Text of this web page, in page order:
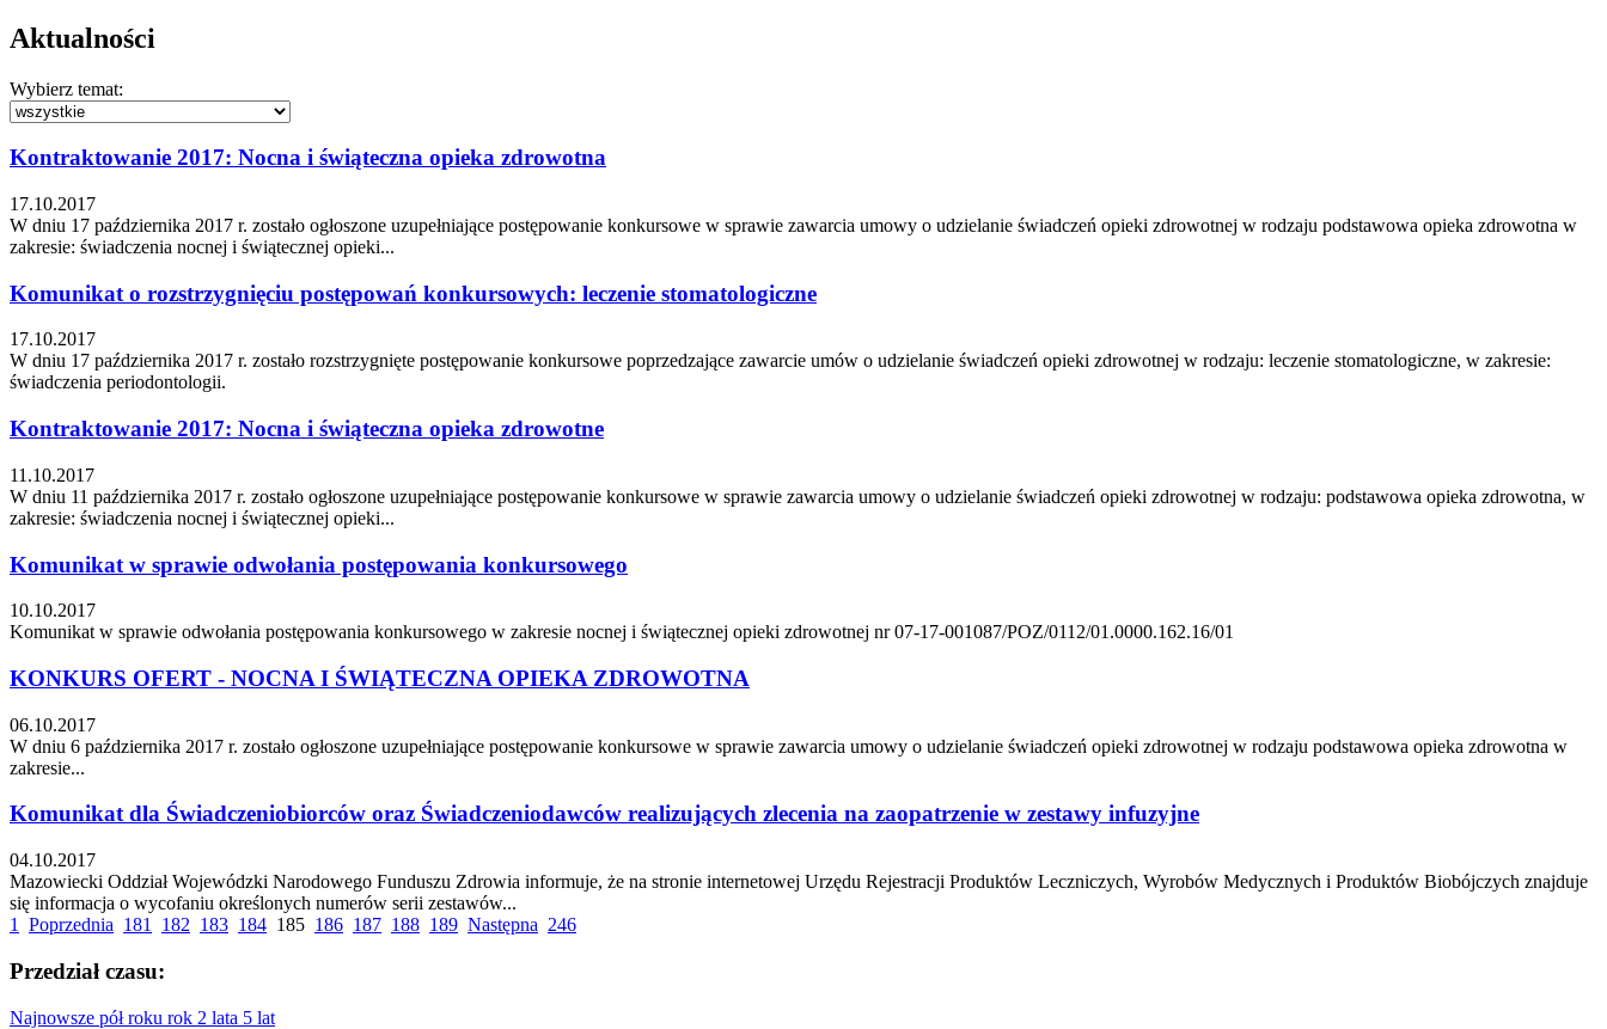
Aktualności
Wybierz temat:
Kontraktowanie 2017: Nocna i świąteczna opieka zdrowotna
17.10.2017
W dniu 17 października 2017 r. zostało ogłoszone uzupełniające postępowanie konkursowe w sprawie zawarcia umowy o udzielanie świadczeń opieki zdrowotnej w rodzaju podstawowa opieka zdrowotna w
zakresie: świadczenia nocnej i świątecznej opieki...
Komunikat o rozstrzygnięciu postępowań konkursowych: leczenie stomatologiczne
17.10.2017
W dniu 17 października 2017 r. zostało rozstrzygnięte postępowanie konkursowe poprzedzające zawarcie umów o udzielanie świadczeń opieki zdrowotnej w rodzaju: leczenie stomatologiczne, w zakresie:
świadczenia periodontologii.
Kontraktowanie 2017: Nocna i świąteczna opieka zdrowotne
11.10.2017
W dniu 11 października 2017 r. zostało ogłoszone uzupełniające postępowanie konkursowe w sprawie zawarcia umowy o udzielanie świadczeń opieki zdrowotnej w rodzaju: podstawowa opieka zdrowotna, w
zakresie: świadczenia nocnej i świątecznej opieki...
Komunikat w sprawie odwołania postępowania konkursowego
10.10.2017
Komunikat w sprawie odwołania postępowania konkursowego w zakresie nocnej i świątecznej opieki zdrowotnej nr 07-17-001087/POZ/0112/01.0000.162.16/01
KONKURS OFERT - NOCNA I ŚWIĄTECZNA OPIEKA ZDROWOTNA
06.10.2017
W dniu 6 października 2017 r. zostało ogłoszone uzupełniające postępowanie konkursowe w sprawie zawarcia umowy o udzielanie świadczeń opieki zdrowotnej w rodzaju podstawowa opieka zdrowotna w
zakresie...
Komunikat dla Świadczeniobiorców oraz Świadczeniodawców realizujących zlecenia na zaopatrzenie w zestawy infuzyjne
04.10.2017
Mazowiecki Oddział Wojewódzki Narodowego Funduszu Zdrowia informuje, że na stronie internetowej Urzędu Rejestracji Produktów Leczniczych, Wyrobów Medycznych i Produktów Biobójczych znajduje
się informacja o wycofaniu określonych numerów serii zestawów...
1
Poprzednia 181 182 183 184 185 186 187 188 189 Następna 246
Przedział czasu:
Najnowsze pół roku rok 2 lata 5 lat